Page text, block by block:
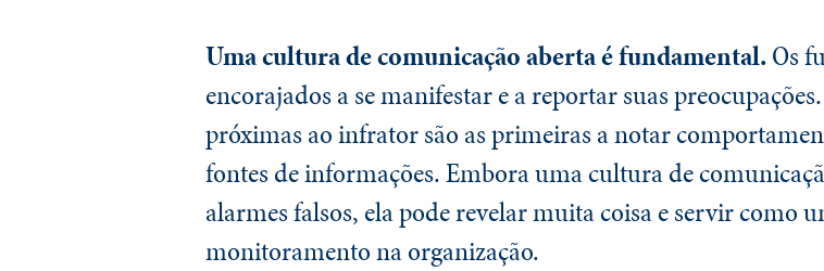
Uma cultura de comunicação aberta é fundamental. Os
encorajados a se manifestar e a reportar suas
próximas ao infrator são as primeiras a notar
fontes de informações. Embora uma cultura de
alarmes falsos, ela pode revelar muita coisa e servir como
monitoramento na organização.